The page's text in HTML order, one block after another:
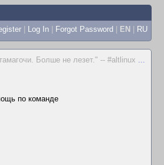
| Log In | Forgot Password | EN | RU
Болше не лезет." -- #altlinux ...
по команде